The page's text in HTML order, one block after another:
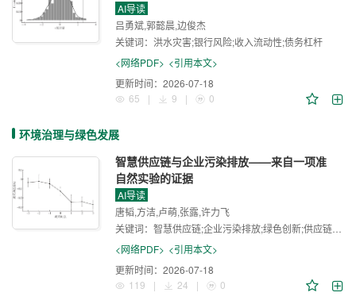
AI导读
吕勇斌,郭懿晨,边俊杰
关键词： 洪水灾害;银行风险;收入流动性;债务杠杆
<网络PDF> <引用本文>
更新时间： 2026-07-18
65
| 9 | 0
环境治理与绿色发展
智慧供应链与企业污染排放——来自一项准
自然实验的证据
AI导读
唐韬,方洁,卢萌,张露,许力飞
关键词： 智慧供应链;企业污染排放;绿色创新;供应链效率;环境信息披露
<网络PDF> <引用本文>
更新时间： 2026-07-18
119
| 24 | 0